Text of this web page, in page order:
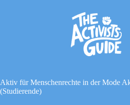
Downloads
Aktiv für Menschenrechte in der Mode
(Studierende)